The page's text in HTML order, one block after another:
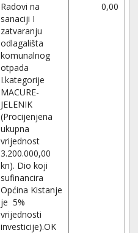
Radovi na
sanaciji I
zatvaranju
odlagališta
komunalnog
otpada
I.kategorije
MACURE-
JELENIK
(Procijenjena
ukupna
vrijednost
3.200.000,00
kn). Dio koji
sufinancira
Općina Kistanje
je 5%
vrijednosti
investicije).OK
0,00